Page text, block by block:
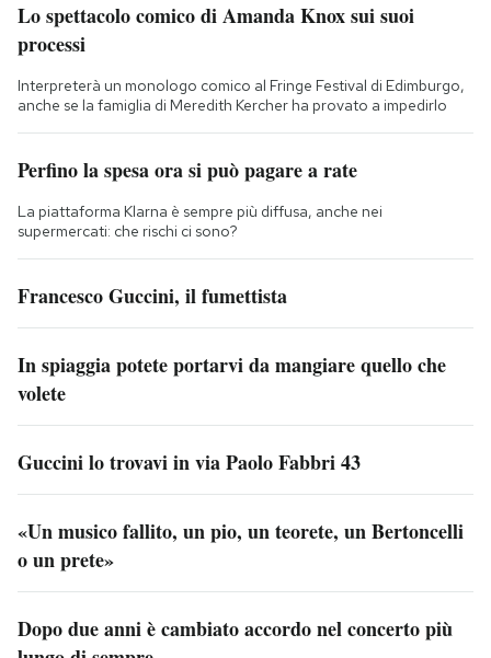
Lo spettacolo comico di Amanda Knox sui suoi
processi
Interpreterà un monologo comico al Fringe Festival di Edimburgo,
anche se la famiglia di Meredith Kercher ha provato a impedirlo
Perfino la spesa ora si può pagare a rate
La piattaforma Klarna è sempre più diffusa, anche nei
supermercati: che rischi ci sono?
Francesco Guccini, il fumettista
In spiaggia potete portarvi da mangiare quello che
volete
Guccini lo trovavi in via Paolo Fabbri 43
«Un musico fallito, un pio, un teorete, un Bertoncelli
o un prete»
Dopo due anni è cambiato accordo nel concerto più